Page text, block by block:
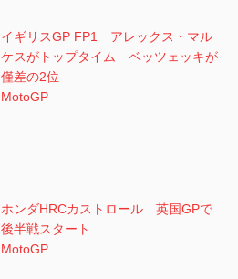
イギリスGP FP1 アレックス・マル
ケスがトップタイム ベッツェッキが
僅差の2位
MotoGP
ホンダHRCカストロール 英国GPで
後半戦スタート
MotoGP